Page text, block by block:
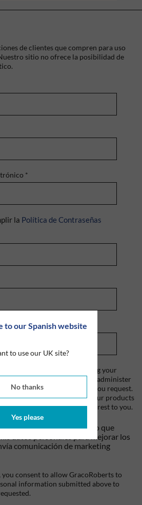
to our Spanish website
to use our UK site?
No thanks
Yes please
de clientes que compren para uso
sitio no ofrece la posibilidad de
*
la Política de Contraseñas
to protecting and respecting your
your personal information to administer
the products and services you request.
like to contact you about our products
content that may be of interest to you.
y novedades. Entiendo que
datos personales para mejorar los
comunicación de marketing
consent to allow GracoRoberts to
information submitted above to